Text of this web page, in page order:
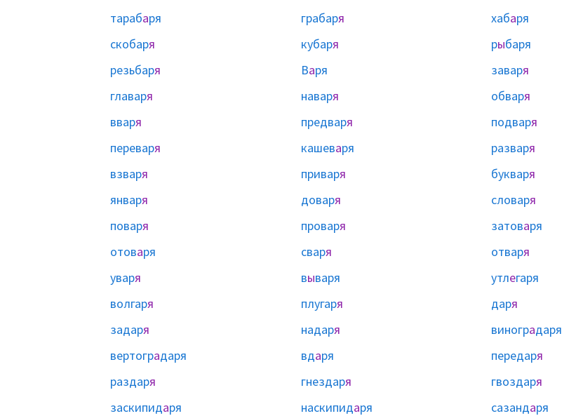
тарабаря грабаря хабаря
скобаря кубаря рыбаря
резьбаря Варя заваря
главаря наваря обваря
вваря предваря подваря
переваря кашеваря разваря
взваря приваря букваря
января доваря словаря
поваря проваря затоваря
отоваря сваря отваря
уваря вываря утлегаря
волгаря плугаря даря
задаря надаря виноградаря
вертоградаря вдаря передаря
раздаря гнездаря гвоздаря
заскипидаря наскипидаря сазандаря